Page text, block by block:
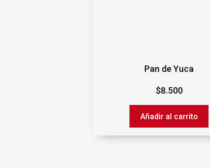
Pan de Yuca
$8.500
Añadir al carrito